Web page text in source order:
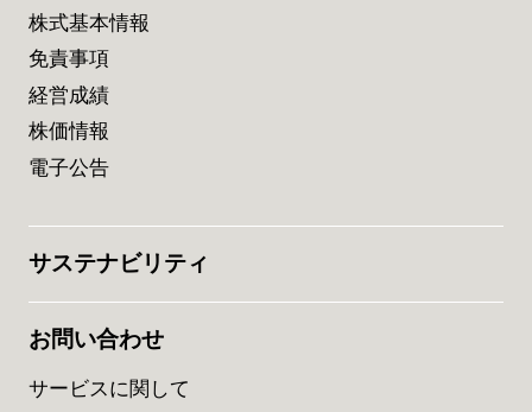
株式基本情報
免責事項
経営成績
株価情報
電子公告
サステナビリティ
お問い合わせ
サービスに関して